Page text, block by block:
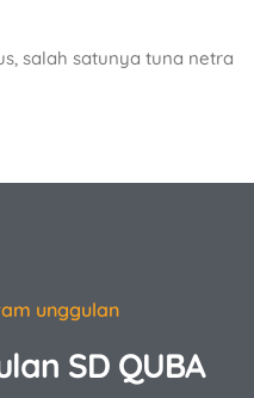
salah satunya tuna netra
unggulan
SD QUBA